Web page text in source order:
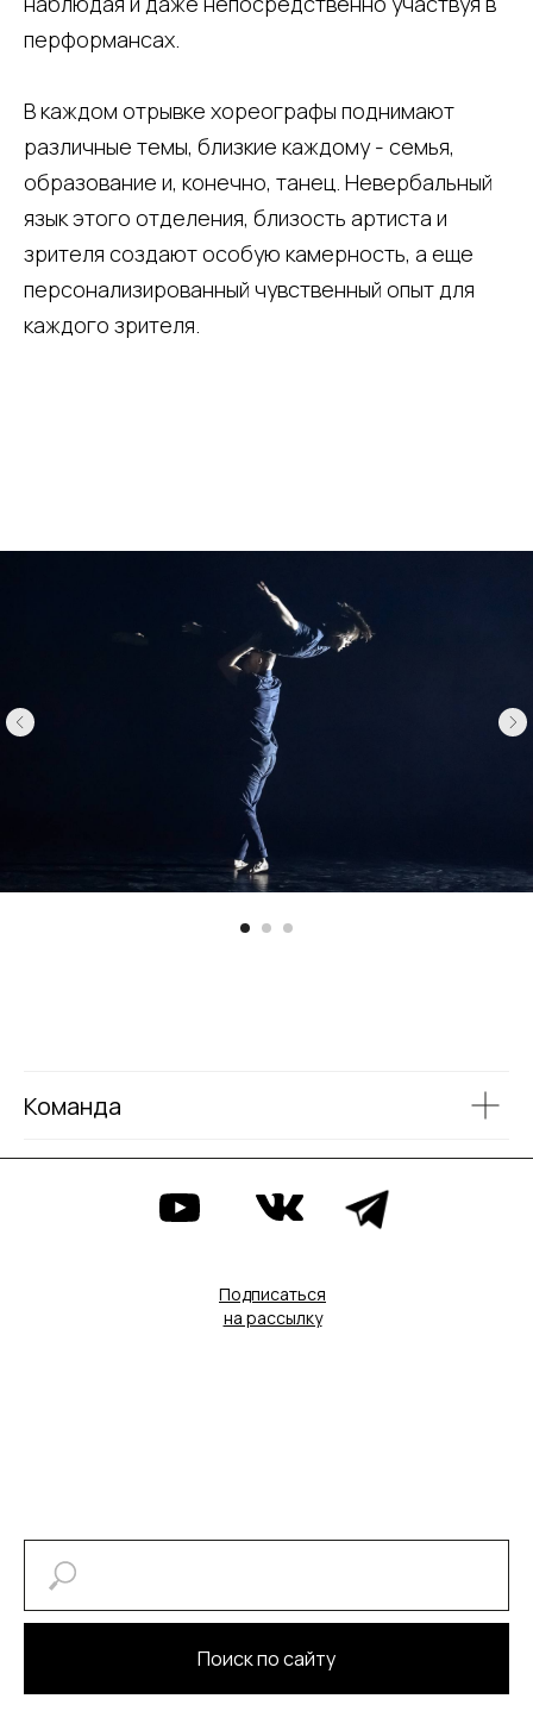
перформансах.
В каждом отрывке хореографы поднимают
различные темы, близкие каждому - семья,
образование и, конечно, танец. Невербальный
язык этого отделения, близость артиста и
зрителя создают особую камерность, а еще
персонализированный чувственный опыт для
каждого зрителя.
Команда
Подписаться
на рассылку
Поиск по сайту